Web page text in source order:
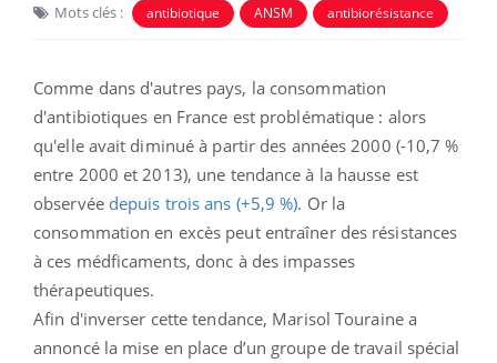
Mots clés : antibiotique ANSM antibiorésistance
Comme dans d'autres pays, la consommation
d'antibiotiques en France est problématique : alors
qu'elle avait diminué à partir des années 2000 (-10,7 %
entre 2000 et 2013), une tendance à la hausse est
observée depuis trois ans (+5,9 %). Or la
consommation en excès peut entraîner des résistances
à ces médficaments, donc à des impasses
thérapeutiques.
Afin d'inverser cette tendance, Marisol Touraine a
annoncé la mise en place d’un groupe de travail spécial